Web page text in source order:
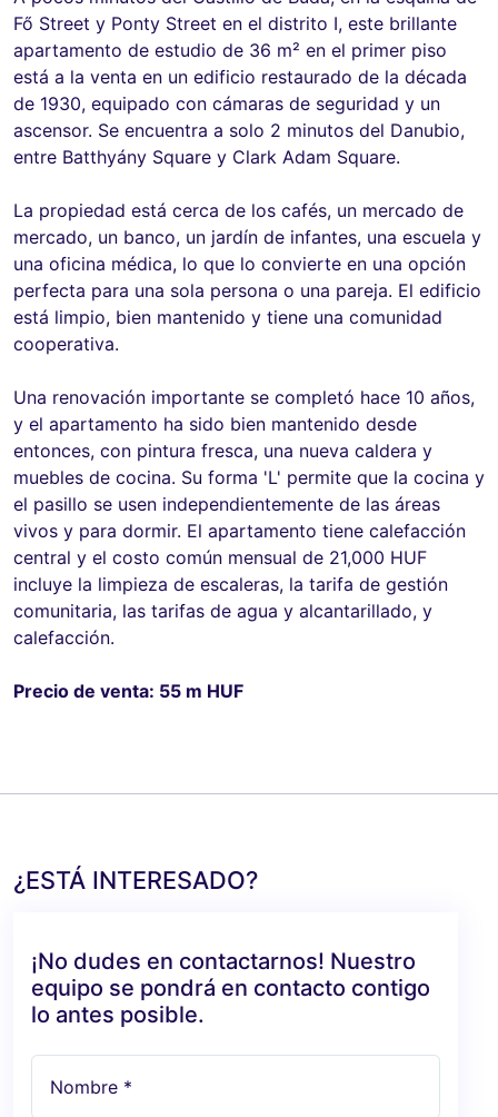
Fő Street y Ponty Street en el distrito I, este brillante
apartamento de estudio de 36 m² en el primer piso
está a la venta en un edificio restaurado de la década
de 1930, equipado con cámaras de seguridad y un
ascensor. Se encuentra a solo 2 minutos del Danubio,
entre Batthyány Square y Clark Adam Square.
La propiedad está cerca de los cafés, un mercado de
mercado, un banco, un jardín de infantes, una escuela y
una oficina médica, lo que lo convierte en una opción
perfecta para una sola persona o una pareja. El edificio
está limpio, bien mantenido y tiene una comunidad
cooperativa.
Una renovación importante se completó hace 10 años,
y el apartamento ha sido bien mantenido desde
entonces, con pintura fresca, una nueva caldera y
muebles de cocina. Su forma 'L' permite que la cocina y
el pasillo se usen independientemente de las áreas
vivos y para dormir. El apartamento tiene calefacción
central y el costo común mensual de 21,000 HUF
incluye la limpieza de escaleras, la tarifa de gestión
comunitaria, las tarifas de agua y alcantarillado, y
calefacción.
Precio de venta: 55 m HUF
¿ESTÁ INTERESADO?
¡No dudes en contactarnos! Nuestro
equipo se pondrá en contacto contigo
lo antes posible.
Nombre *